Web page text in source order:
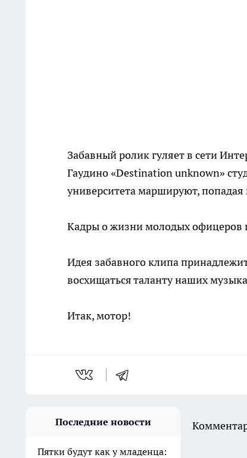
Забавный ролик гуляет в сети
Гаудино «Destination unknown»
университета маршируют, попадая
Кадры о жизни молодых офицеров
Идея забавного клипа
восхищаться таланту наших
Итак, мотор!
Последние новости
Пятки будут как у младенца: